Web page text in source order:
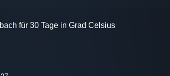
für 30 Tage in Grad Celsius